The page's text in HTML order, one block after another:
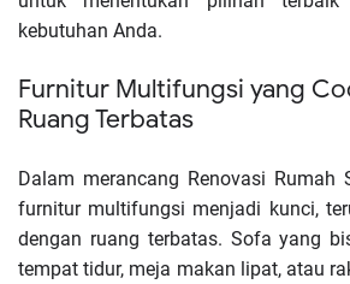
kebutuhan Anda.
Furnitur Multifungsi yang
Ruang Terbatas
Dalam merancang Renovasi Rumah
furnitur multifungsi menjadi kunci,
dengan ruang terbatas. Sofa yang
tempat tidur, meja makan lipat, atau